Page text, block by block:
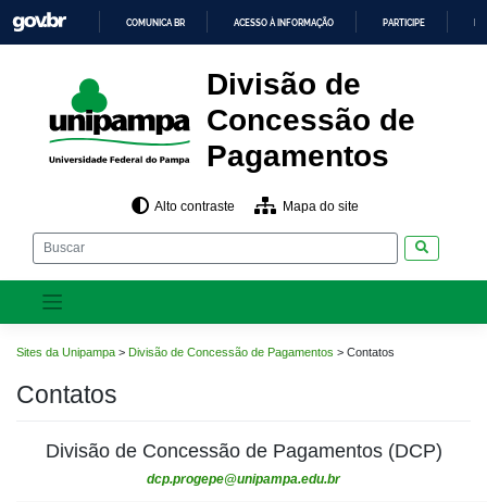
para
o
O
CONTEÚDO
COMUNICA BR ACESSO À INFORMAÇÃO PARTICIPE
Divisão de
Concessão de
Pagamentos
Alto contraste Mapa do site
Sites da Unipampa > Divisão de Concessão de Pagamentos > Contatos
Contatos
Divisão de Concessão de Pagamentos (DCP)
dcp.progepe@unipampa.edu.br